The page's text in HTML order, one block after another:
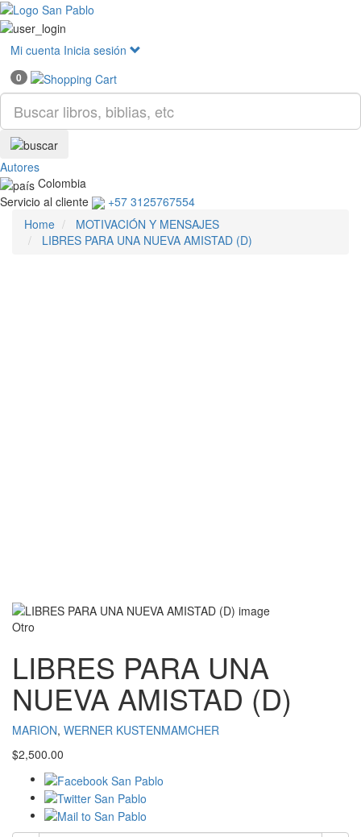
Mi cuenta Inicia sesión
0
Autores
Colombia
Servicio al cliente
+57 3125767554
Home
MOTIVACIÓN Y MENSAJES
LIBRES PARA UNA NUEVA AMISTAD (D)
Otro
LIBRES PARA UNA
NUEVA AMISTAD (D)
MARION, WERNER KUSTENMAMCHER
$2,500.00